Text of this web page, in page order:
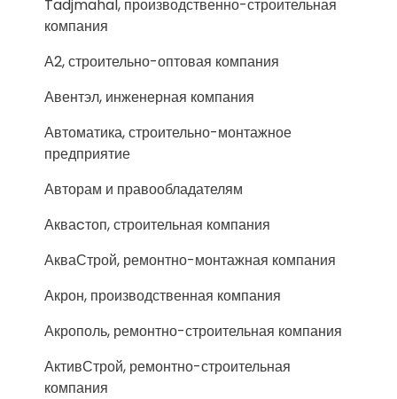
Tadjmahal, производственно-строительная
компания
А2, строительно-оптовая компания
Авентэл, инженерная компания
Автоматика, строительно-монтажное
предприятие
Авторам и правообладателям
Акваcтоп, строительная компания
АкваСтрой, ремонтно-монтажная компания
Акрон, производственная компания
Акрополь, ремонтно-строительная компания
АктивСтрой, ремонтно-строительная
компания